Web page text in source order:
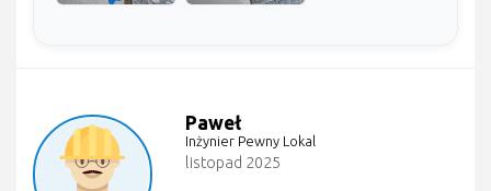
Paweł
Inżynier Pewny Lokal
listopad 2025